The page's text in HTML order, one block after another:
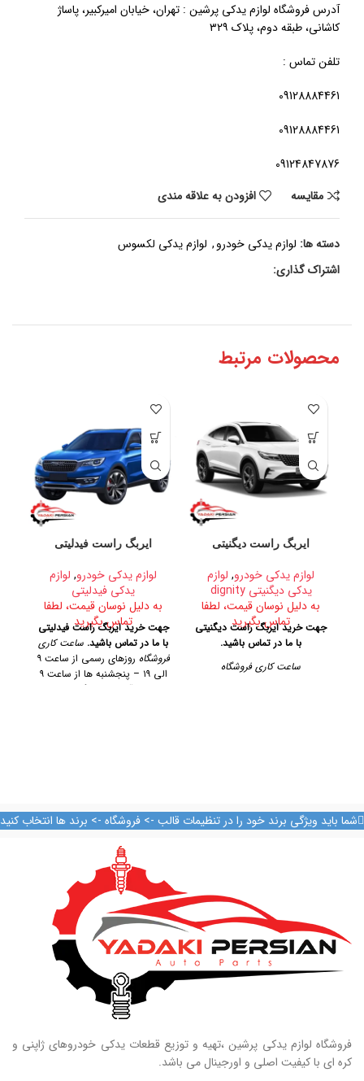
آدرس فروشگاه لوازم یدکی پرشین : تهران، خیابان امیرکبیر، پاساژ
کاشانی، طبقه دوم، پلاک ۳۲۹
تلفن تماس :
09128884461
09128884461
09124847876
مقايسه
افزودن به علاقه مندی
دسته ها: لوازم یدکی خودرو, لوازم یدکی لکسوس
اشتراک گذاری:
محصولات مرتبط
ایربگ راست دیگنیتی
لوازم یدکی خودرو, لوازم
یدکی دیگنیتی dignity
به دلیل نوسان قیمت، لطفا
تماس بگیرید
جهت خرید ایربگ راست دیگنیتی
با ما در تماس باشید.
ساعت کاری فروشگاه
09128884461
ایربگ راست فیدلیتی
لوازم یدکی خودرو, لوازم
یدکی فیدلیتی
به دلیل نوسان قیمت، لطفا
تماس بگیرید
جهت خرید ایربگ راست فیدلیتی
با ما در تماس باشید. ساعت کاری
فروشگاه
روزهای رسمی از ساعت ۹
الی ۱۹ – پنجشنبه ها از ساعت ۹
آدرس فروشگاه
شما باید ویژگی برند خود را در تنظیمات قالب -> فروشگاه -> برند ها انتخاب کنید
فروشگاه لوازم یدکی پرشین ،تهیه و توزیع قطعات یدکی خودروهای ژاپنی و
کره ای با کیفیت اصلی و اورجینال می باشد.